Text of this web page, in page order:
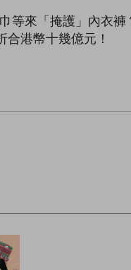
等來「掩護」內衣褲
港幣十幾億元！